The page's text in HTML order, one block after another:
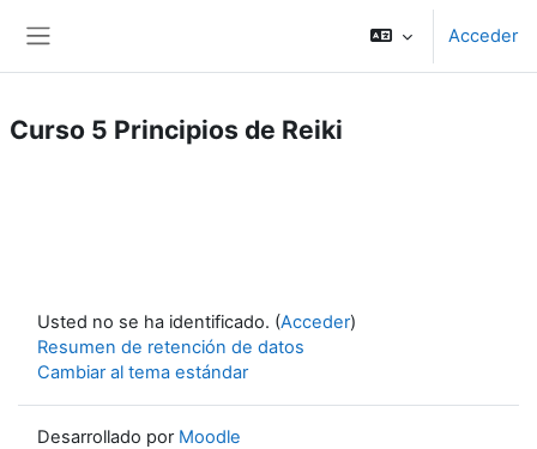
Acceder
Curso 5 Principios de Reiki
Usted no se ha identificado. (Acceder)
Resumen de retención de datos
Cambiar al tema estándar
Desarrollado por Moodle